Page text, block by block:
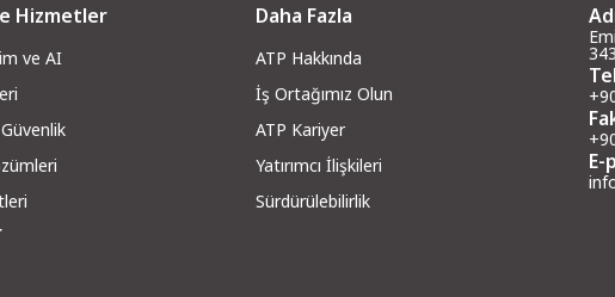
Hizmetler
ve AI
k
Daha Fazla
ATP Hakkında
İş Ortağımız Olun
ATP Kariyer
Yatırımcı İlişkileri
Sürdürülebilirlik
E-